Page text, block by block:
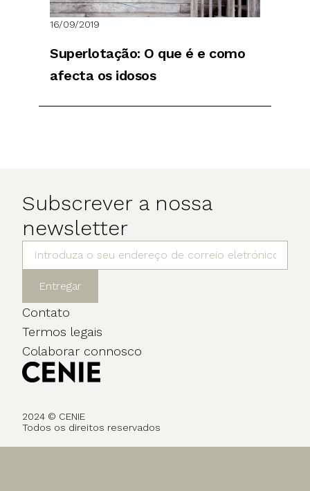
16/09/2019
Superlotação: O que é e como
afecta os idosos
Subscrever a nossa
newsletter
Entregar
Contato
Termos legais
Colaborar connosco
2024 © CENIE
Todos os direitos reservados